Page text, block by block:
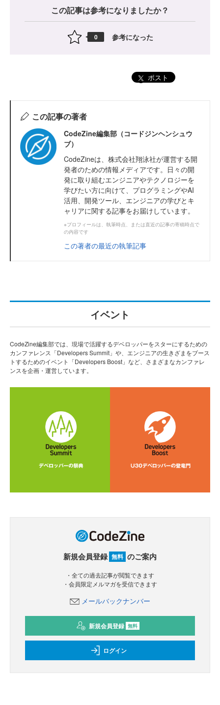
この記事は参考になりましたか？
0 参考になった
ポスト
この記事の著者
CodeZine編集部（コードジンヘンシュウ
ブ）
CodeZineは、株式会社翔泳社が運営する開
発者のための情報メディアです。日々の開
発に取り組むエンジニアやテクノロジーを
学びたい方に向けて、プログラミングやAI
活用、開発ツール、エンジニアの学びとキ
ャリアに関する記事をお届けしています。
※プロフィールは、執筆時点、または直近の記事の寄稿時点で
の内容です
この著者の最近の執筆記事
イベント
CodeZine編集部では、現場で活躍するデベロッパーをスターにするための
カンファレンス「Developers Summit」や、エンジニアの生きざまをブース
トするためのイベント「Developers Boost」など、さまざまなカンファレ
ンスを企画・運営しています。
新規会員登録 無料 のご案内
・全ての過去記事が閲覧できます
・会員限定メルマガを受信できます
メールバックナンバー
新規会員登録 無料
ログイン